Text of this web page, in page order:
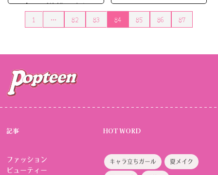
market〟が待望のデビュー
投稿のページ送り
1 … 82 83 84 85 86 87
記事
ファッション
ビューティー
HOT WORD
キャラ立ちガール 夏メイク